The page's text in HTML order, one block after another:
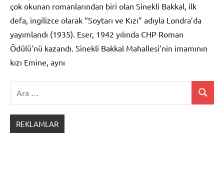
Roman
Özetleri
çok okunan romanlarından biri olan Sinekli Bakkal, ilk
defa, ingilizce olarak “Soytarı ve Kızı” adıyla Londra’da
yayımlandı (1935). Eser, 1942 yılında CHP Roman
Ödülü’nü kazandı. Sinekli Bakkal Mahallesi’nin imamının
kızı Emine, aynı
Roman
Ara
REKLAMLAR